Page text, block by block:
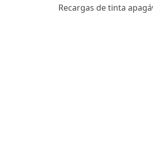
Recargas de tinta